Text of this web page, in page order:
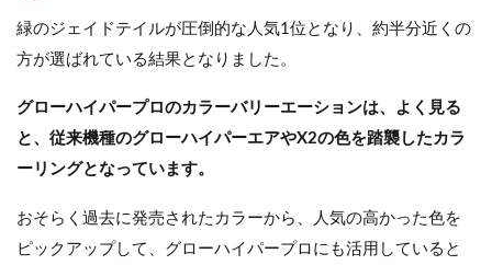
緑のジェイドテイルが圧倒的な人気1位となり、約半分近くの
方が選ばれている結果となりました。
グローハイパープロのカラーバリーエーションは、よく見る
と、従来機種のグローハイパーエアやX2の色を踏襲したカラ
ーリングとなっています。
おそらく過去に発売されたカラーから、人気の高かった色を
ピックアップして、グローハイパープロにも活用していると